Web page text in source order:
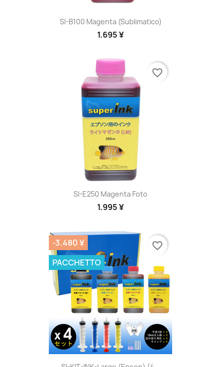
SI-B100 Magenta (sublimatico)
1.695 ¥
SI-E250 Magenta Foto
1.995 ¥
favorite_border
-3.480 ¥
PACCHETTO
favorite_border